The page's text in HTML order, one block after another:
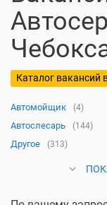
Каталог вакансий
Автомойщик (4)
Автослесарь (144)
Другое (313)